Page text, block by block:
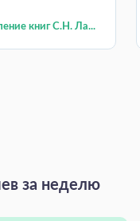
книг С.Н. Ла...
за неделю